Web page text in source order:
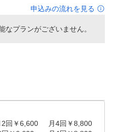
ただきやすい価格に設定さ
です（詳しくはお店にお問
ので、ドンドンご参加く
月開催！
申込みの流れを見る
なプランがございません。
月4回￥8,800